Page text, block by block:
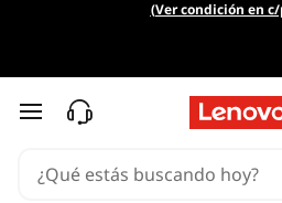
(Ver condición en
Ir al contenido principal